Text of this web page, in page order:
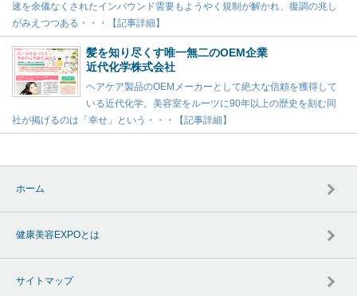
速を余儀なくされたインバウンド需要もようやく規制が解かれ、復調の兆し
がみえつつある・・・【記事詳細】
髪を知り尽くす唯一無二のOEM企業
近代化学株式会社
ヘアケア製品のOEMメーカーとして絶大な信頼を獲得して
いる近代化学。美容室をルーツに90年以上の歴史を刻む同
社が掲げるのは「幸せ」という・・・【記事詳細】
ホーム
健康美容EXPOとは
サイトマップ